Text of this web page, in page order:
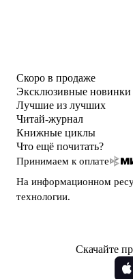
Скоро в продаже
Эксклюзивные новинки
Лучшие из лучших
Читай-журнал
Книжные циклы
Что ещё почитать?
Принимаем к оплате
На информационном
технологии.
Скачайте